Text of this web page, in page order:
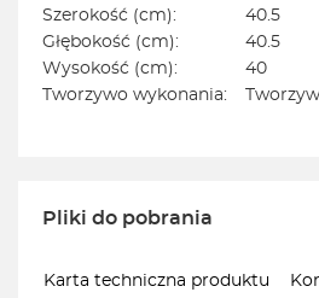
Szerokość (cm):
40.5
Głębokość (cm):
40.5
Wysokość (cm):
40
Tworzywo wykonania:
Pliki do pobrania
Karta techniczna produktu